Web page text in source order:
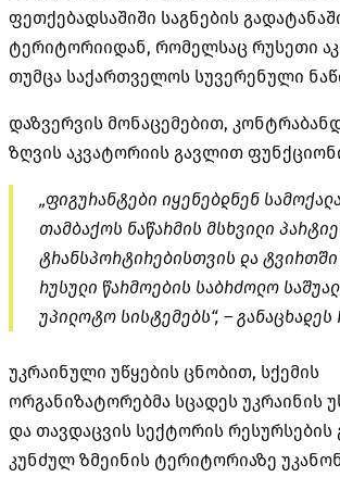
ფეთქებადსაშიში საგნების
ტერიტორიიდან, რომელსაც რუსეთი
თუმცა საქართველოს სუვერენული
დაზვერვის მონაცემებით,
ზღვის აკვატორიის გავლით
„ფიგურანტები იყენებდნენ
თამბაქოს ნაწარმის მსხვილი
ტრანსპორტირებისთვის და ტვირთში
რუსული წარმოების საბრძოლო
უპილოტო სისტემებს“, – განაცხადეს
უკრაინული უწყების ცნობით, სქემის
ორგანიზატორებმა სცადეს უკრაინის
და თავდაცვის სექტორის რესურსების
კუნძულ ზმეინის ტერიტორიაზე